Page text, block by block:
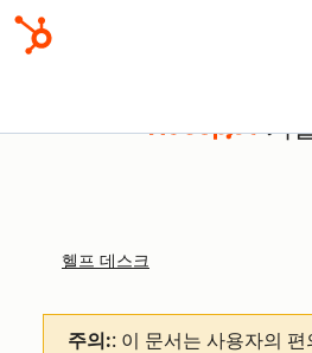
기
헬프 데스크
주의:: 이 문서는 사용자의